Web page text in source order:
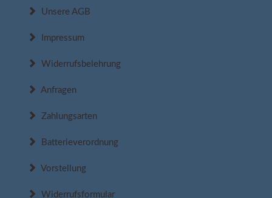
Unsere AGB
Impressum
Widerrufsbelehrung
Anfragen
Zahlungsarten
Batterieverordnung
Vorstellung
Widerrufsformular